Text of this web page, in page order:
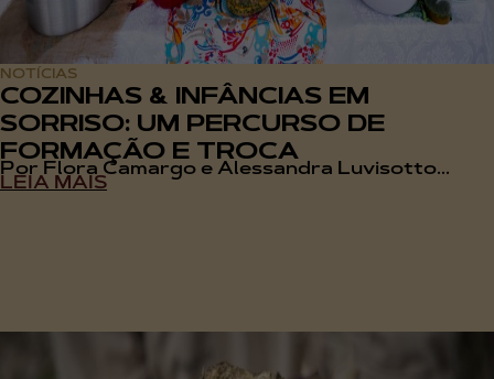
NOTÍCIAS
COZINHAS & INFÂNCIAS EM
SORRISO: UM PERCURSO DE
FORMAÇÃO E TROCA
Por Flora Camargo e Alessandra Luvisotto...
LEIA MAIS